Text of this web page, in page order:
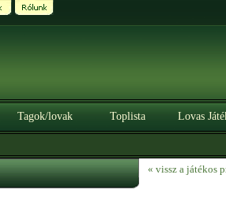
Tagok/lovak Toplista Lovas
« vissz a játékos